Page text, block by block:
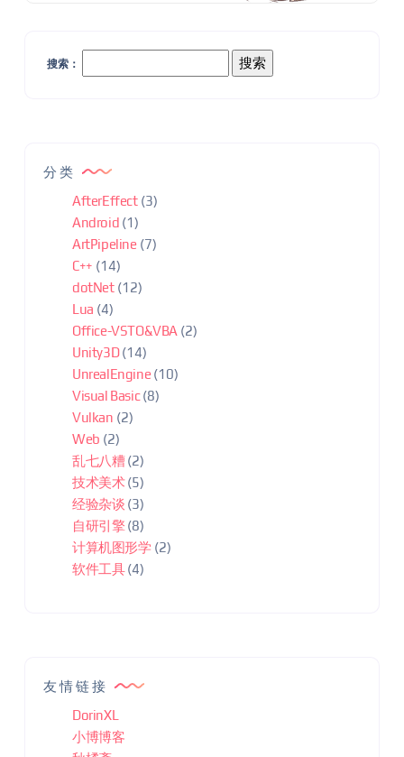
搜索：
分类
AfterEffect(3)
Android (1)
ArtPipeline (7)
C++ (14)
dotNet(12)
Lua (4)
Office-VSTO&VBA (2)
Unity3D(14)
UnrealEngine (10)
Visual Basic(8)
Vulkan (2)
Web (2)
乱七八糟(2)
技术美术(5)
经验杂谈 (3)
自研引擎 (8)
计算机图形学 (2)
软件工具(4)
友情链接
DorinXL
小博博客